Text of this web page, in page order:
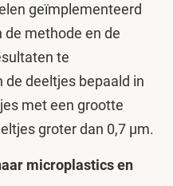
geïmplementeerd
methode en de
te
de deeltjes bepaald in
met een grootte
groter dan 0,7 µm.
microplastics en